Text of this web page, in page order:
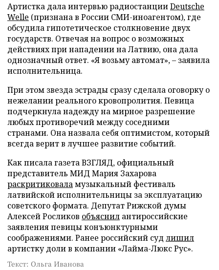
Артистка дала интервью радиостанцииDeutsche
Welle (признана в России СМИ-иноагентом), где
обсудила гипотетическое столкновение двух
государств. Отвечая на вопрос о возможных
действиях при нападении на Латвию, она дала
однозначный ответ. «Я возьму автомат», – заявила
исполнительница.
При этом звезда эстрады сразу сделала оговорку о
нежелании реального кровопролития. Певица
подчеркнула надежду на мирное разрешение
любых противоречий между соседними
странами. Она назвала себя оптимистом, который
всегда верит в лучшее развитие событий.
Как писала газета ВЗГЛЯД, официальный
представитель МИД Мария Захарова
раскритиковаламузыкальный фестиваль
латвийской исполнительницы за эксплуатацию
советского формата. Депутат Рижской думы
Алексей Росликов объяснил антироссийские
заявления певицы конъюнктурными
соображениями. Ранее российский суд лишил
артистку доли в компании «Лайма-Люкс Рус».
Текст: Ольга Иванова